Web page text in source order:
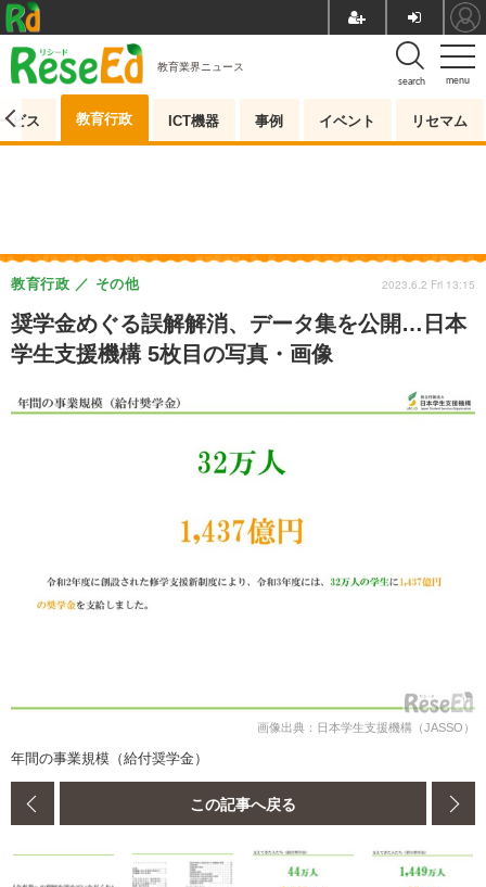
menu
search
教育業界ニュース
ビス 教育行政 ICT機器 事例 イベント リセマム
奨学金めぐる誤解解消、データ集を公開…日本
学生支援機構 5枚目の写真・画像
教育行政 その他 2023.6.2 Fri 13:15
画像出典：日本学生支援機構（JASSO）
年間の事業規模（給付奨学金）
この記事へ戻る